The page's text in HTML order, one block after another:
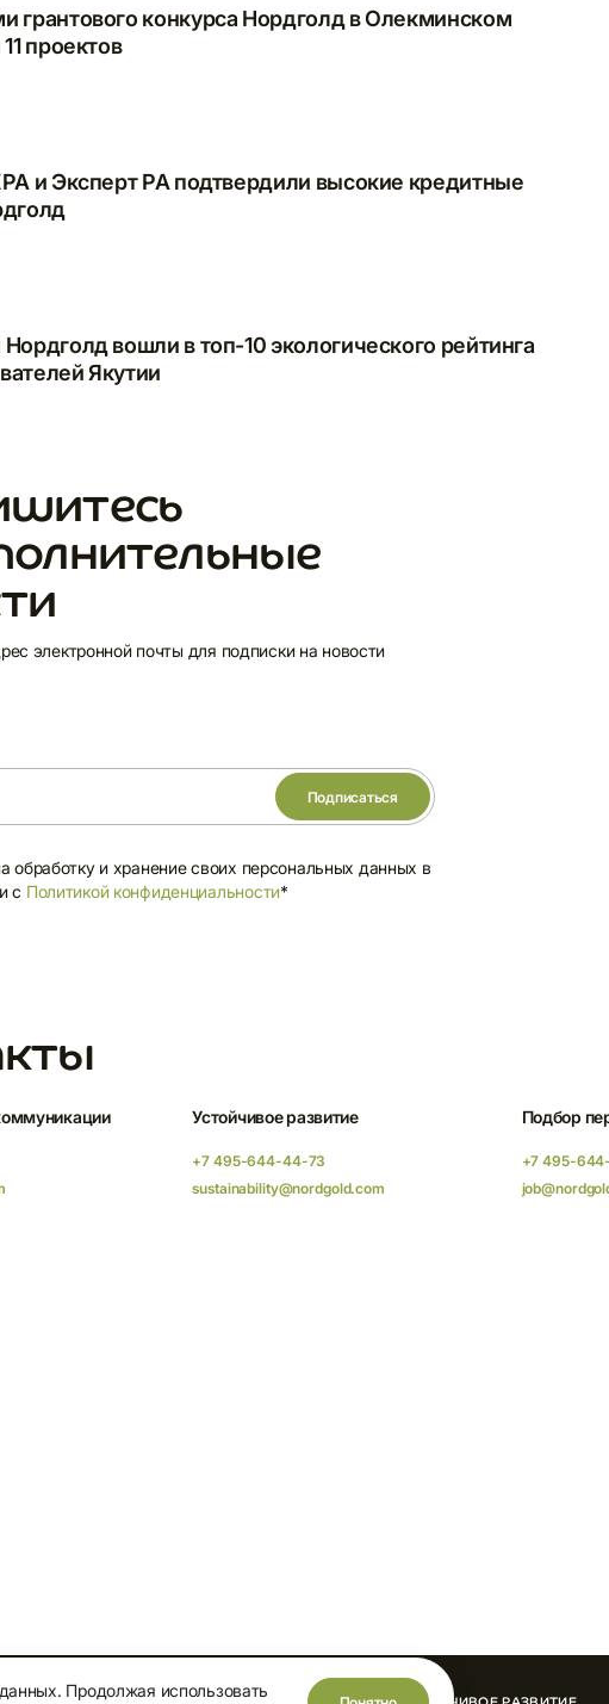
грантового конкурса Нордголд в Олекминском
проектов
и Эксперт РА подтвердили высокие кредитные
вошли в топ-10 экологического рейтинга
Якутии
электронной почты для подписки на новости
обработку и хранение своих персональных данных в
с Политикой конфиденциальности*
новости
Устойчивое развитие
+7 495-644-44-73
sustainability@nordgold.com
Подбор
+7 495-
Продолжая использовать